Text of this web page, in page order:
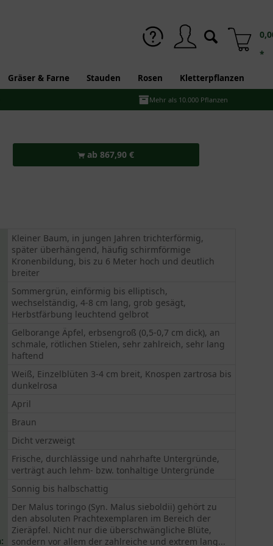
*
Gräser & Farne Stauden Rosen Kletterpflanzen
Mehr als 10.000 Pflanzen
ab 867,90 €
Kleiner Baum, in jungen Jahren trichterförmig,
später überhängend, häufig schirmförmige
Kronenbildung, bis zu 6 Meter hoch und deutlich
breiter
Sommergrün, einförmig bis elliptisch,
wechselständig, 4-8 cm lang, grob gesägt,
Herbstfärbung leuchtend gelbrot
Gelborange Äpfel, erbsengroß (0,5-0,7 cm dick), an
schmale, rötlichen Stielen, sehr zahlreich, sehr lang
haftend
Weiß, Einzelblüten 3-4 cm breit, Knospen zartrosa bis
dunkelrosa
April
Braun
Dicht verzweigt
Frische, durchlässige und nahrhafte Untergründe,
verträgt auch lehm- bzw. tonhaltige Untergründe
Sonnig bis halbschattig
Der Malus toringo (Syn. Malus sieboldii) gehört zu
den absoluten Prachtexemplaren im Bereich der
Zieräpfel. Nicht nur die überschwängliche Blüte,
sondern vor allem der zahlreiche und extrem lang...